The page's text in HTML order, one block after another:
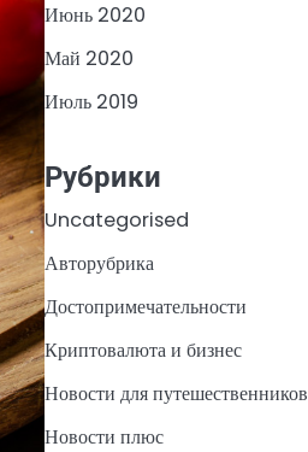
Июнь 2020
Май 2020
Июль 2019
Рубрики
Uncategorised
Авторубрика
Достопримечательности
Криптовалюта и бизнес
Новости для путешественников
Новости плюс